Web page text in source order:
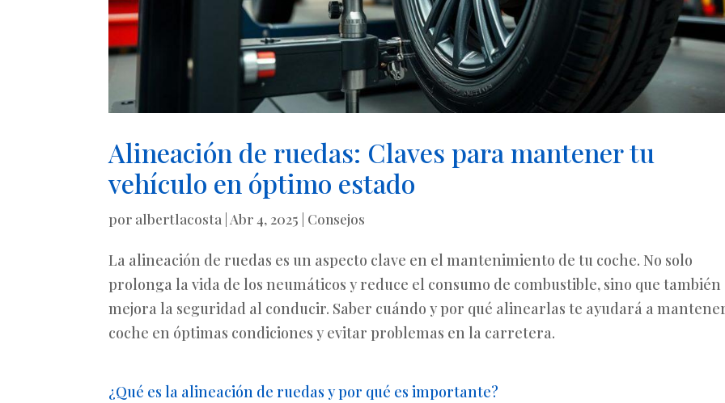
Alineación de ruedas: Claves para mantener tu
vehículo en óptimo estado
por albertlacosta Abr 4, 2025 Consejos
La alineación de ruedas es un aspecto clave en el mantenimiento de tu coche. No solo
prolonga la vida de los neumáticos y reduce el consumo de combustible, sino que también
mejora la seguridad al conducir. Saber cuándo y por qué alinearlas te ayudará a
coche en óptimas condiciones y evitar problemas en la carretera.
¿Qué es la alineación de ruedas y por qué es importante?